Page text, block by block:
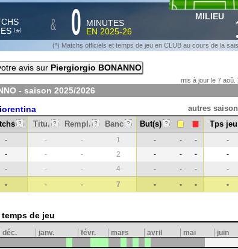
(*) & 0
MINUTES
EN 2025-26
MILIEU
(*) Matchs officiels et temps de jeu en CLUB au cours de la
avis sur Piergiorgio BONANNO
mis à jour le 7 aoû.
- saison 2025/2026
autres
? Titu. ? Rempl. ? Banc ? But(s) ? Tps jeu
- - - 1 - - -
-
- - - 2 - - -
-
- - - 4 - - -
-
- - - 7 - - - -
de jeu
déc. janv. févr. mars avril mai juin